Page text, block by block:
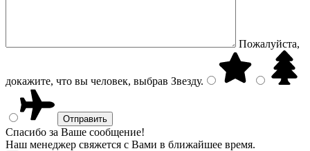
Пожалуйста,
докажите, что вы человек, выбрав Звезду.
Спасибо за Ваше сообщение!
Наш менеджер свяжется с Вами в ближайшее время.